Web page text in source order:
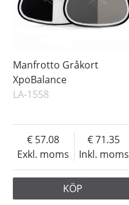
Manfrotto Gråkort
XpoBalance
LA-1558
Exkl. moms
57.08
Inkl. moms
71.35
KÖP